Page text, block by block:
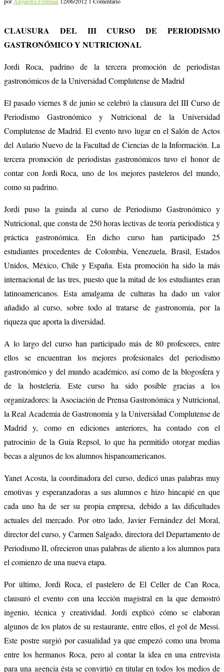
CLAUSURA DEL III CURSO DE PERIODISMO
GASTRONÓMICO Y NUTRICIONAL
Jordi Roca, padrino de la tercera promoción de periodistas
gastronómicos de la Universidad Complutense de Madrid
El pasado viernes 8 de junio se celebró la clausura del III Curso de
Periodismo Gastronómico y Nutricional de la Universidad
Complutense de Madrid. El evento tuvo lugar en el Salón de Actos
del Aulario Nuevo de la Facultad de Ciencias de la Información. La
tercera promoción de periodistas gastronómicos tuvo el honor de
contar con Jordi Roca, uno de los mejores pasteleros del mundo,
como su padrino.
Jordi puso la guinda al curso de Periodismo Gastronómico y
Nutricional, que consta de 250 horas lectivas de teoría periodística y
práctica gastronómica. En dicho curso han participado 25
estudiantes procedentes de Colombia, Venezuela, Brasil, Estados
Unidos, México, Chile y España. Esta promoción ha sido la más
internacional de las tres, puesto que la mitad de los estudiantes eran
latinoamericanos. Esta amalgama de culturas ha dado un valor
añadido al curso, sobre todo al tratarse de gastronomía, por la
riqueza que aporta la diversidad.
A lo largo del curso han participado más de 80 profesores, entre
ellos se encuentran los mejores profesionales del periodismo
gastronómico y del mundo académico, así como de la blogosfera y
de la hostelería. Este curso ha sido posible gracias a los
organizadores: la Asociación de Prensa Gastronómica y Nutricional,
la Real Academia de Gastronomía y la Universidad Complutense de
Madrid y, como en ediciones anteriores, ha contado con el
patrocinio de la Guía Repsol, lo que ha permitido otorgar medias
becas a algunos de los alumnos hispanoamericanos.
Yanet Acosta, la coordinadora del curso, dedicó unas palabras muy
emotivas y esperanzadoras a sus alumnos e hizo hincapié en que
cada uno ha de ser su propia empresa, debido a las dificultades
actuales del mercado. Por otro lado, Javier Fernández del Moral,
director del curso, y Carmen Salgado, directora del Departamento de
Periodismo II, ofrecieron unas palabras de aliento a los alumnos para
el comienzo de una nueva etapa.
Por último, Jordi Roca, el pastelero de El Celler de Can Roca,
clausuró el evento con una lección magistral en la que demostró
ingenio, técnica y creatividad. Jordi explicó cómo se elaboran
algunos de los platos de su restaurante, entre ellos, el gol de Messi.
Este postre surgió por casualidad ya que empezó como una broma
entre los hermanos Roca, pero al contar la idea en una entrevista
para una agencia ésta se convirtió en titular en todos los medios de